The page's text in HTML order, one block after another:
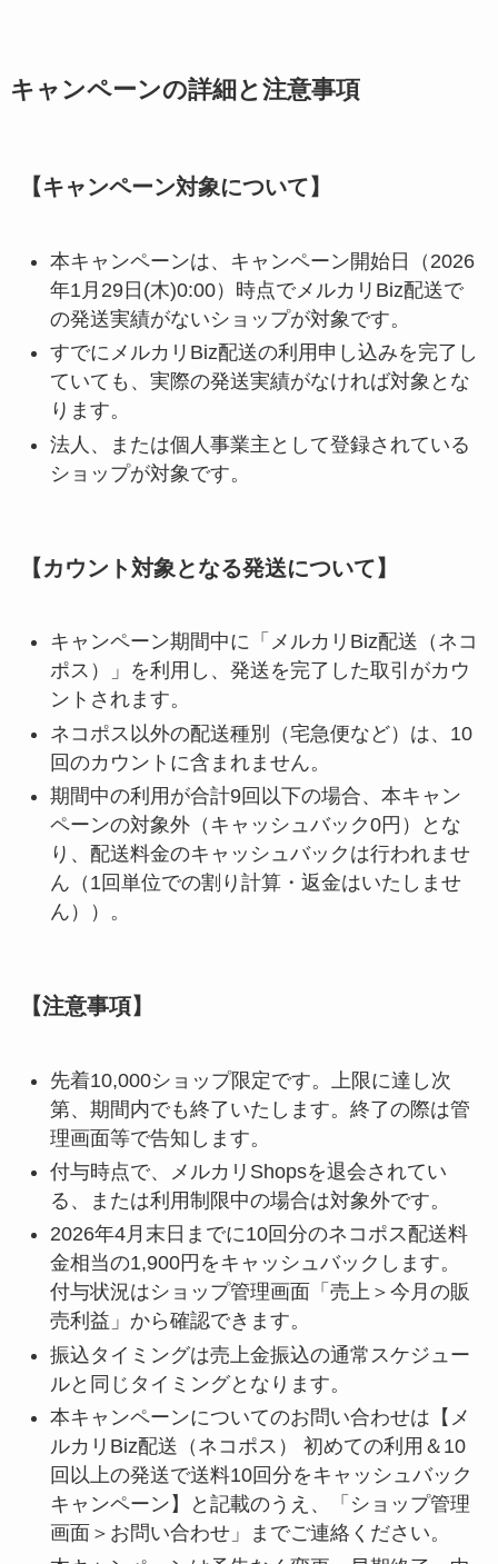
キャンペーンの詳細と注意事項
【キャンペーン対象について】
本キャンペーンは、キャンペーン開始日（2026
年1月29日(木)0:00）時点でメルカリBiz配送で
の発送実績がないショップが対象です。
すでにメルカリBiz配送の利用申し込みを完了し
ていても、実際の発送実績がなければ対象とな
ります。
法人、または個人事業主として登録されている
ショップが対象です。
【カウント対象となる発送について】
キャンペーン期間中に「メルカリBiz配送（ネコ
ポス）」を利用し、発送を完了した取引がカウ
ントされます。
ネコポス以外の配送種別（宅急便など）は、10
回のカウントに含まれません。
期間中の利用が合計9回以下の場合、本キャン
ペーンの対象外（キャッシュバック0円）とな
り、配送料金のキャッシュバックは行われませ
ん（1回単位での割り計算・返金はいたしませ
ん））。
【注意事項】
先着10,000ショップ限定です。上限に達し次
第、期間内でも終了いたします。終了の際は管
理画面等で告知します。
付与時点で、メルカリShopsを退会されてい
る、または利用制限中の場合は対象外です。
2026年4月末日までに10回分のネコポス配送料
金相当の1,900円をキャッシュバックします。
付与状況はショップ管理画面「売上＞今月の販
売利益」から確認できます。
振込タイミングは売上金振込の通常スケジュー
ルと同じタイミングとなります。
本キャンペーンについてのお問い合わせは【メ
ルカリBiz配送（ネコポス） 初めての利用＆10
回以上の発送で送料10回分をキャッシュバック
キャンペーン】と記載のうえ、「ショップ管理
画面＞お問い合わせ」までご連絡ください。